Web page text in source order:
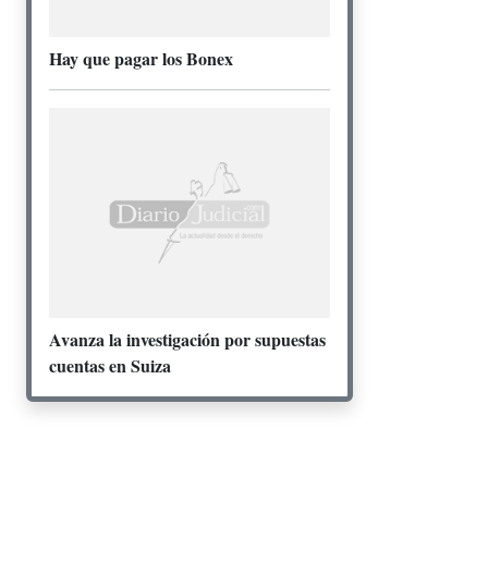
Hay que pagar los Bonex
Avanza la investigación por supuestas
cuentas en Suiza